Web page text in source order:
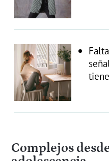
Complejos